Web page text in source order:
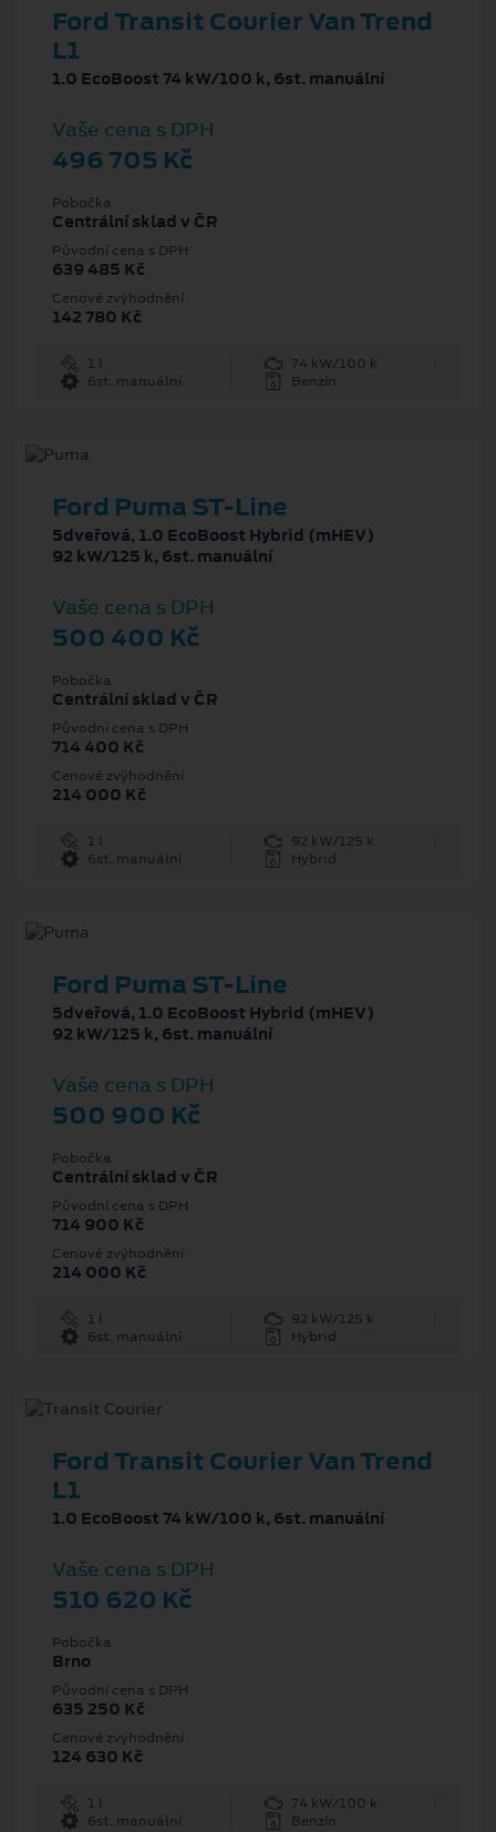
Ford Transit Courier Van Trend
L1
1.0 EcoBoost 74 kW/100 k, 6st. manuální
Vaše cena s DPH
496 705 Kč
Pobočka
Centrální sklad v ČR
Původní cena s DPH
639 485 Kč
Cenové zvýhodnění
142 780 Kč
1 l
74 kW/100 k
6st. manuální
Benzín
Ford Puma ST-Line
5dveřová, 1.0 EcoBoost Hybrid (mHEV)
92 kW/125 k, 6st. manuální
Vaše cena s DPH
500 400 Kč
Pobočka
Centrální sklad v ČR
Původní cena s DPH
714 400 Kč
Cenové zvýhodnění
214 000 Kč
1 l
92 kW/125 k
6st. manuální
Hybrid
Ford Puma ST-Line
5dveřová, 1.0 EcoBoost Hybrid (mHEV)
92 kW/125 k, 6st. manuální
Vaše cena s DPH
500 900 Kč
Pobočka
Centrální sklad v ČR
Původní cena s DPH
714 900 Kč
Cenové zvýhodnění
214 000 Kč
1 l
92 kW/125 k
6st. manuální
Hybrid
Ford Transit Courier Van Trend
L1
1.0 EcoBoost 74 kW/100 k, 6st. manuální
Vaše cena s DPH
510 620 Kč
Pobočka
Brno
Původní cena s DPH
635 250 Kč
Cenové zvýhodnění
124 630 Kč
1 l
74 kW/100 k
6st. manuální
Benzín